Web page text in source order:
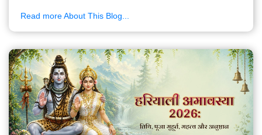
Read more About This Blog...